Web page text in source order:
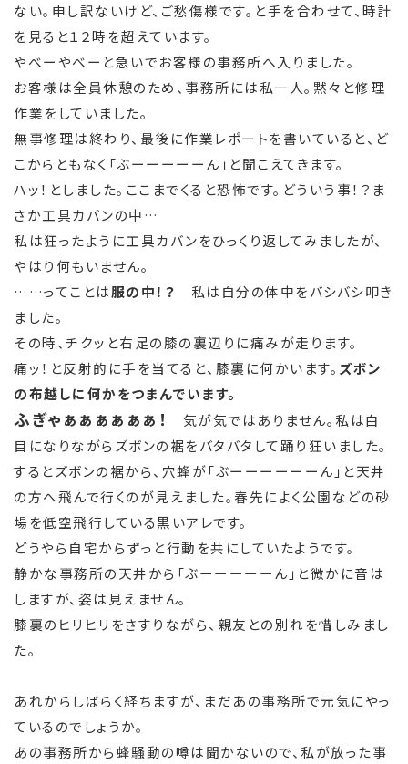
ない。申し訳ないけど、ご愁傷様です。と手を合わせて、時計
を見ると１２時を超えています。
やべーやべーと急いでお客様の事務所へ入りました。
お客様は全員休憩のため、事務所には私一人。黙々と修理
作業をしていました。
無事修理は終わり、最後に作業レポートを書いていると、ど
こからともなく「ぶーーーーーん」と聞こえてきます。
ハッ！としました。ここまでくると恐怖です。どういう事！？ま
さか工具カバンの中…
私は狂ったように工具カバンをひっくり返してみましたが、
やはり何もいません。
……ってことは服の中！？ 私は自分の体中をバシバシ叩き
ました。
その時、チクッと右足の膝の裏辺りに痛みが走ります。
痛ッ！と反射的に手を当てると、膝裏に何かいます。 ズボン
の布越しに何かをつまんでいます。
ふぎゃぁぁぁぁぁぁ！
気が気ではありません。私は白
目になりながらズボンの裾をバタバタして踊り狂いました。
するとズボンの裾から、穴蜂が「ぶーーーーーーん」と天井
の方へ飛んで行くのが見えました。春先によく公園などの砂
場を低空飛行している黒いアレです。
どうやら自宅からずっと行動を共にしていたようです。
静かな事務所の天井から「ぶーーーーーん」と微かに音は
しますが、姿は見えません。
膝裏のヒリヒリをさすりながら、親友との別れを惜しみまし
た。
あれからしばらく経ちますが、まだあの事務所で元気にやっ
ているのでしょうか。
あの事務所から蜂騒動の噂は聞かないので、私が放った事